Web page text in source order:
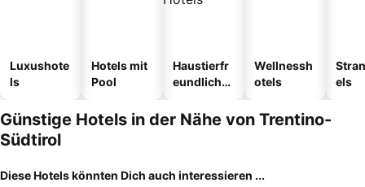
Luxushote
ls
Hotels mit
Pool
Haustierfr
eundliche
Wellnessh
otels
els
Günstige Hotels in der Nähe von Trentino-
Südtirol
Diese Hotels könnten Dich auch interessieren ...